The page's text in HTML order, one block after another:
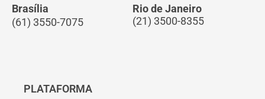
Brasília
(61) 3550-7075
Rio de Janeiro
(21) 3500-8355
PLATAFORMA